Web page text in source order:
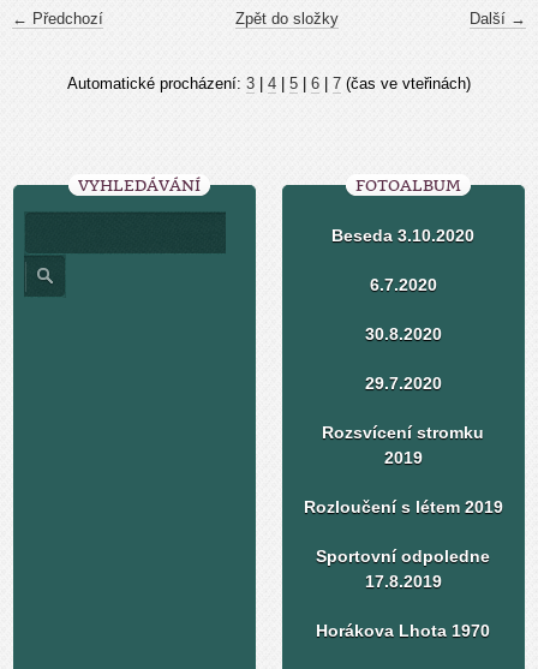
← Předchozí Další →
Zpět do složky
Automatické procházení: 3 4 5 6 7 (čas ve vteřinách)
VYHLEDÁVÁNÍ FOTOALBUM
Beseda 3.10.2020
6.7.2020
30.8.2020
29.7.2020
Rozsvícení stromku
2019
Rozloučení s létem 2019
Sportovní odpoledne
17.8.2019
Horákova Lhota 1970